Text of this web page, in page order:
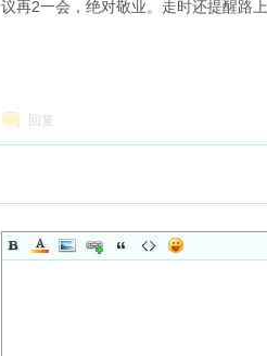
议再2一会，绝对敬业。走时还提醒路
回复